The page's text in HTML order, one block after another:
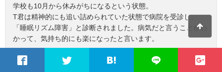
学校も10月から休みがちになるという状態。
T君は精神的にも追い詰められていた状態で病院を受診し、
「睡眠リズム障害」と診断されました。病気だと言うことがわ
かって、気持ち的にも楽になったと言います。